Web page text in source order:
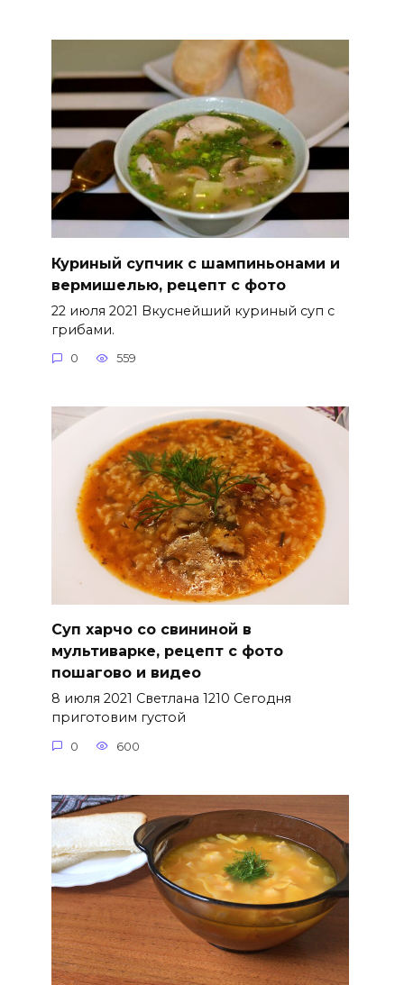
Куриный супчик с шампиньонами и
вермишелью, рецепт с фото
22 июля 2021 Вкуснейший куриный суп с
грибами.
0 559
Суп харчо со свининой в
мультиварке, рецепт с фото
пошагово и видео
8 июля 2021 Светлана 1210 Сегодня
приготовим густой
0 600